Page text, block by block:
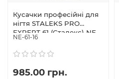
Кусачки професійні для
нігтя STALEKS PRO
EXPERT 61 (Сталекс) NE-
61-16 ріжуча частина 16
мм
NE-61-16
985.00 грн.